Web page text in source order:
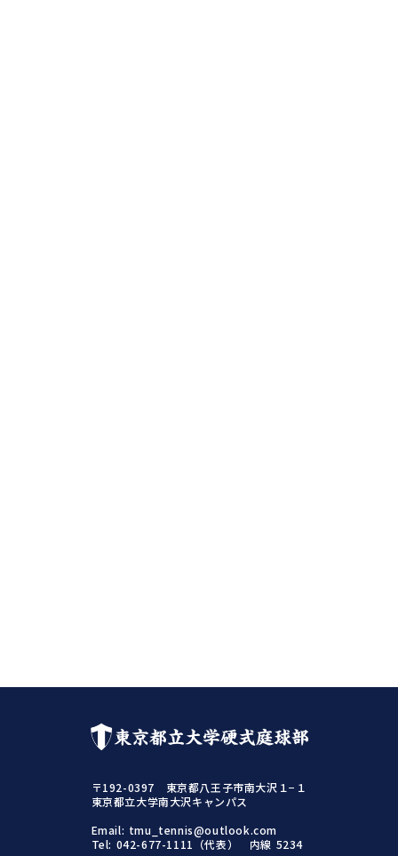
東京都立大学硬式庭球部
〒192-0397 東京都八王子市南大沢１−１
東京都立大学南大沢キャンパス
Email: tmu_tennis@outlook.com
Tel: 042-677-1111（代表） 内線 5234